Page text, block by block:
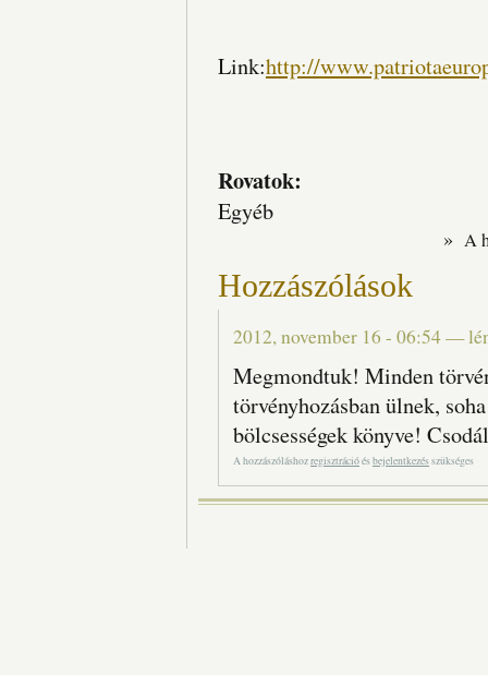
Link:http://
Rovatok:
Egyéb
» A
Hozzászólások
2012, november 16 - 06:54—
Megmondtuk! Minden
törvényhozásban ülnek,
bölcsességek könyve!
A hozzászóláshozregisztrációésbejelentkezésszükséges